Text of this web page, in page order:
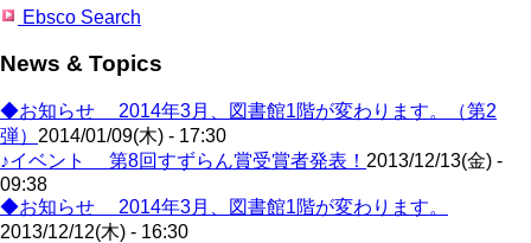
Ebsco Search
News & Topics
◆お知らせ 2014年3月、図書館1階が変わります。（第2
弾） 2014/01/09(木) - 17:30
♪イベント 第8回すずらん賞受賞者発表！ 2013/12/13(金) -
09:38
◆お知らせ 2014年3月、図書館1階が変わります。
2013/12/12(木) - 16:30